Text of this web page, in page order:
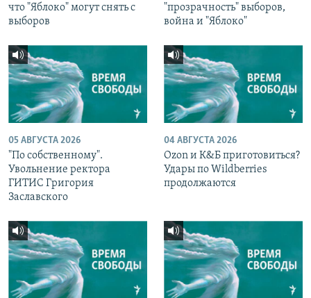
что "Яблоко" могут снять с
выборов
"прозрачность" выборов,
война и "Яблоко"
05 АВГУСТА 2026
"По собственному".
Увольнение ректора
ГИТИС Григория
Заславского
04 АВГУСТА 2026
Ozon и К&Б приготовиться?
Удары по Wildberries
продолжаются